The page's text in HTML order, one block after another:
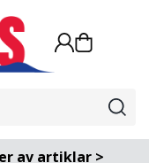
av artiklar >